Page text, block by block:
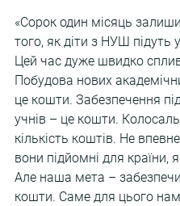
«Сорок один місяць
того, як діти з НУШ підуть
Цей час дуже швидко
Побудова нових
це кошти. Забезпечення
учнів – це кошти.
кількість коштів. Не
вони підйомні для країни,
Але наша мета –
кошти. Саме для цього